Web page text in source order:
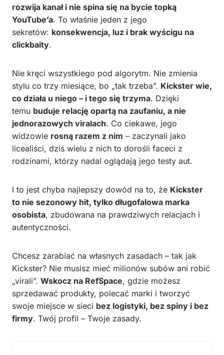
rozwija kanał i nie spina się na bycie topką
YouTube’a. To właśnie jeden z jego
sekretów: konsekwencja, luz i brak wyścigu na
clickbaity.
Nie kręci wszystkiego pod algorytm. Nie zmienia
stylu co trzy miesiące, bo „tak trzeba”. Kickster wie,
co działa u niego – i tego się trzyma. Dzięki
temu buduje relację opartą na zaufaniu, a nie
jednorazowych viralach. Co ciekawe, jego
widzowie rosną razem z nim – zaczynali jako
licealiści, dziś wielu z nich to dorośli faceci z
rodzinami, którzy nadal oglądają jego testy aut.
I to jest chyba najlepszy dowód na to, że Kickster
to nie sezonowy hit, tylko długofalowa marka
osobista, zbudowana na prawdziwych relacjach i
autentyczności.
Chcesz zarabiać na własnych zasadach – tak jak
Kickster? Nie musisz mieć milionów subów ani robić
„virali”. Wskocz na RefSpace, gdzie możesz
sprzedawać produkty, polecać marki i tworzyć
swoje miejsce w sieci bez logistyki, bez spiny i bez
firmy. Twój profil – Twoje zasady.